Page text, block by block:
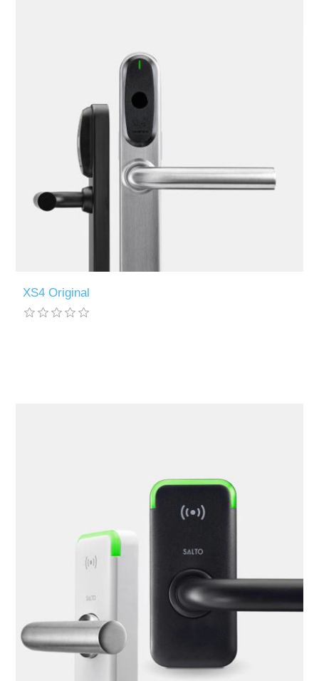
XS4 Original